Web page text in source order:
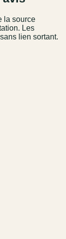
la source
Les
lien sortant.